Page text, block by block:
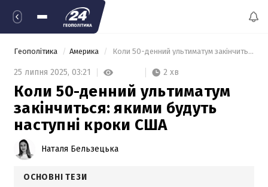
Геополітика Америка Коли 50-денний ультиматум закінчиться: якими будуть наступні кроки США
25 липня 2025, 03:21 2 хв
Коли 50-денний ультиматум
закінчиться: якими будуть
наступні кроки США
Наталя Бельзецька
ОСНОВНІ ТЕЗИ